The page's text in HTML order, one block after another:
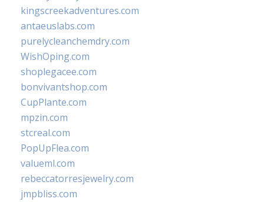
kingscreekadventures.com
antaeuslabs.com
purelycleanchemdry.com
WishOping.com
shoplegacee.com
bonvivantshop.com
CupPlante.com
mpzin.com
stcreal.com
PopUpFlea.com
valueml.com
rebeccatorresjewelry.com
jmpbliss.com